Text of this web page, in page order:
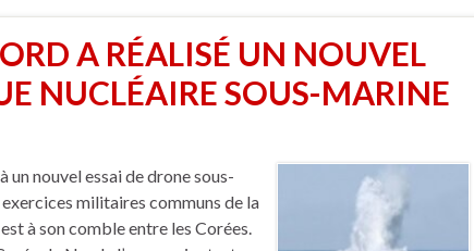
A RÉALISÉ UN NOUVEL
NUCLÉAIRE SOUS-MARINE
nouvel essai de drone sous-
militaires communs de la
à son comble entre les Corées.